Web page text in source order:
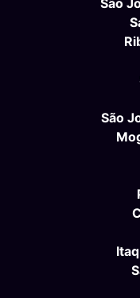
São